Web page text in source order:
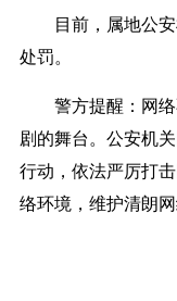
目前，属地公
处罚。
警方提醒：网络
剧的舞台。公安机
行动，依法严厉打
络环境，维护清朗网